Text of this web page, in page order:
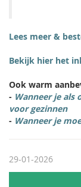
Lees meer &
Bekijk hier het
Ook warm
- Wanneer je als
voor gezinnen
- Wanneer je
29-01-2026